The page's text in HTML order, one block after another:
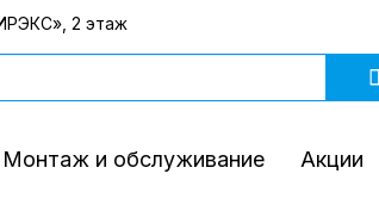
2 этаж
Монтаж и обслуживание Акции